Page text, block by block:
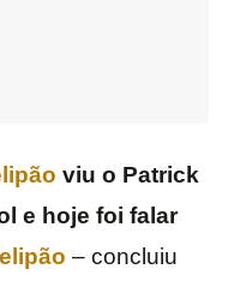
viu o Patrick
e hoje foi falar
– concluiu